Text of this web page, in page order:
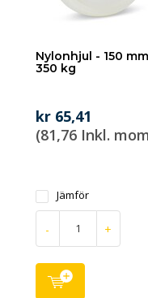
Nylonhjul - 150
350 kg
kr 65,41
(81,76 Inkl.
Jämför
- +